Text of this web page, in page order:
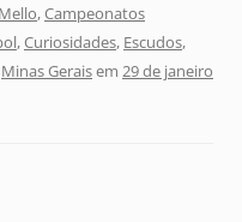
,Campeonatos
,Curiosidades, Escudos,
Minas Geraisem 29 de janeiro